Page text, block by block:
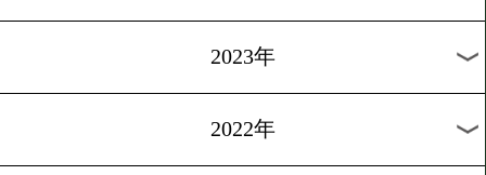
藤岡、故郷への錦は…
1 2 3 4 5 6 7 次へ>